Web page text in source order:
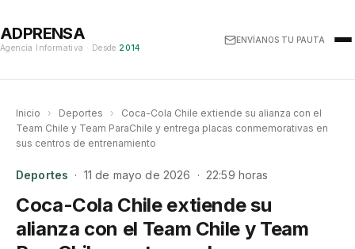
ADPRENSA
Agencia Informativa · Desde 2014
ENVÍANOS TU PAUTA
Inicio › Deportes ›
Coca-Cola Chile extiende su alianza con el
Team Chile y Team ParaChile y entrega placas conmemorativas en
sus centros de entrenamiento
Deportes · 11 de mayo de 2026 · 22:59 horas
Coca-Cola Chile extiende su
alianza con el Team Chile y Team